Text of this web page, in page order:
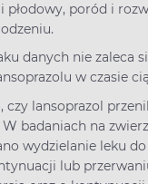
płodowy, poród i
danych nie zaleca
w czasie
czy lansoprazol
badaniach na
wydzielanie leku
lub